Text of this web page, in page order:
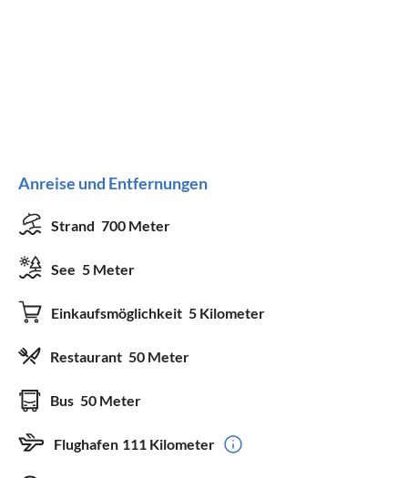
Anreise und Entfernungen
Strand 700 Meter
See 5 Meter
Einkaufsmöglichkeit 5 Kilometer
Restaurant 50 Meter
Bus 50 Meter
Flughafen 111 Kilometer